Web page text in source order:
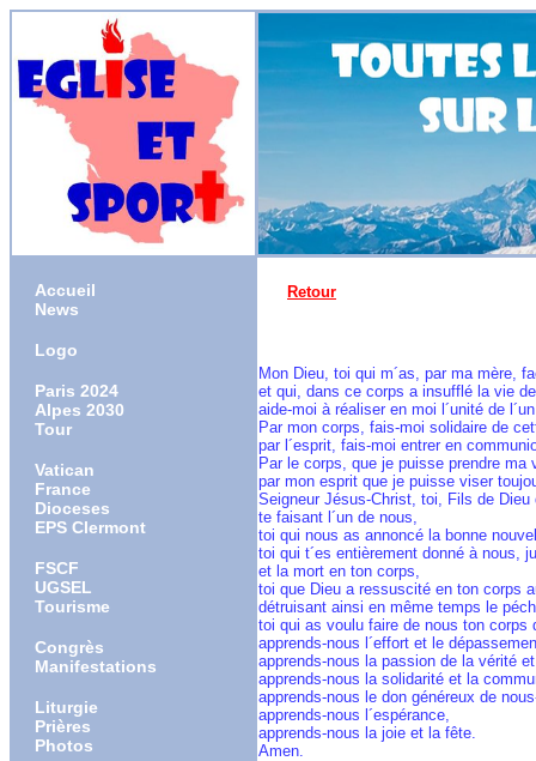
Accueil
News
Logo
Paris 2024
Alpes 2030
Tour
Vatican
France
Dioceses
EPS Clermont
FSCF
UGSEL
Tourisme
Congrès
Manifestations
Liturgie
Prières
Photos
Retour
Mon Dieu, toi qui m´as, par ma mère,
et qui, dans ce corps a insufflé la vie
aide-moi à réaliser en moi l´unité de
Par mon corps, fais-moi solidaire de
par l´esprit, fais-moi entrer en
Par le corps, que je puisse prendre
par mon esprit que je puisse viser
Seigneur Jésus-Christ, toi, Fils de
te faisant l´un de nous,
toi qui nous as annoncé la bonne
toi qui t´es entièrement donné à nous,
et la mort en ton corps,
toi que Dieu a ressuscité en ton corps
détruisant ainsi en même temps le
toi qui as voulu faire de nous ton corps
apprends-nous l´effort et le
apprends-nous la passion de la vérité
apprends-nous la solidarité et la
apprends-nous le don généreux de
apprends-nous l´espérance,
apprends-nous la joie et la fête.
Amen.